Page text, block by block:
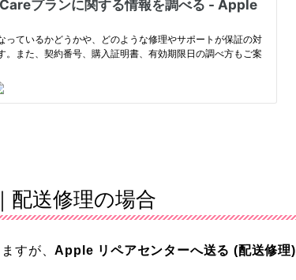
配送修理の場合
すが、Apple リペアセンターへ送る (配送修理)